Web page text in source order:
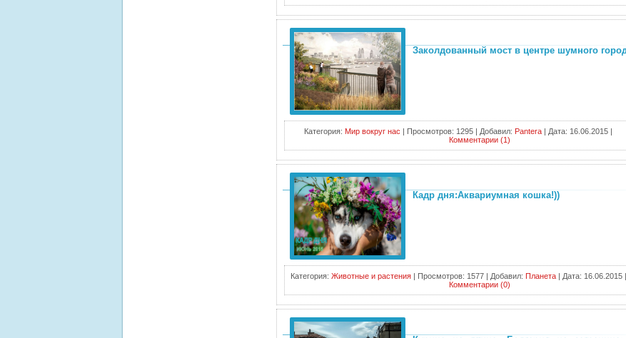
Заколдованный мост в центре шумного
Категория: Мир вокруг нас | Просмотров: 1295 | Добавил: Pantera | Дата: 16.06.2015 |
Комментарии (1)
Кадр дня:Аквариумная кошка!))
Категория: Животные и растения| Просмотров: 1577 | Добавил: Планета| Дата: 16.06.2015 |
Комментарии (0)